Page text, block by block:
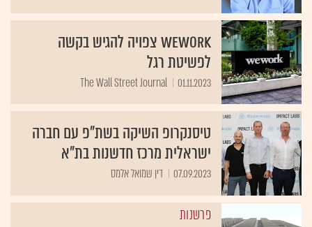
WeWork צפויה להגיש בקשה
לפשיטת רגל
01.11.2023
The Wall Street Journal
טיסנקרופ השיקה בשת"פ עם חברה
ישראלית מרכז חדשנות בת"א
07.09.2023 דין שמואל אלמס
פרשנות